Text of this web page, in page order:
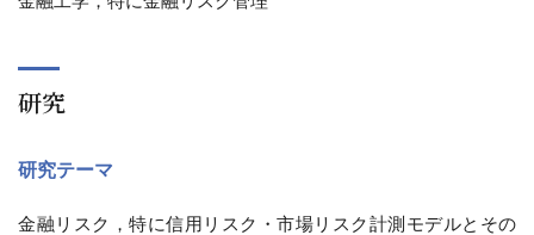
研究
研究テーマ
金融リスク，特に信用リスク・市場リスク計測モデルとその